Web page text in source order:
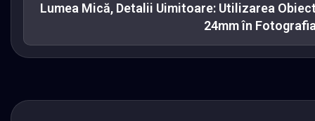
Lumea Mică, Detalii Uimitoare: Utilizarea
24mm în